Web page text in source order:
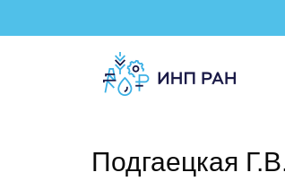
Подгаецкая